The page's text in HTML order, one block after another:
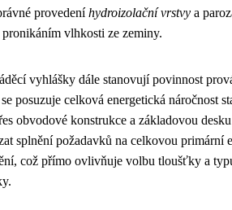
provedeníhydroizolační vrstvy a
vlhkosti ze zeminy.
vyhlášky dále stanovují povinnost
posuzuje celková energetická náročnost
obvodové konstrukce a základovou
splnění požadavků na celkovou primární
což přímo ovlivňuje volbu tloušťky a